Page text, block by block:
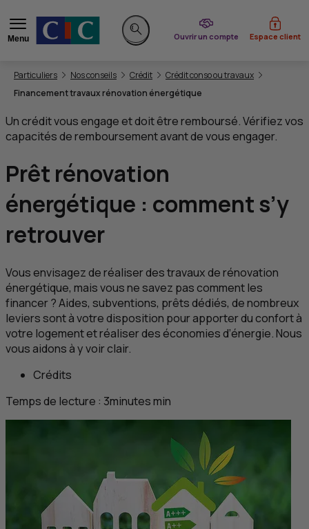
Menu
Rechercher sur le site
Ouvrir un compte
du CIC Espace client
Vous êtes ici:
Particuliers Nos conseils Crédit
Crédit conso ou travaux
Financement travaux rénovation énergétique
Un crédit vous engage et doit être remboursé. Vérifiez vos
capacités de remboursement avant de vous engager.
Prêt rénovation
énergétique : comment s’y
retrouver
Vous envisagez de réaliser des travaux de rénovation
énergétique, mais vous ne savez pas comment les
financer ? Aides, subventions, prêts dédiés, de nombreux
leviers sont à votre disposition pour apporter du confort à
votre logement et réaliser des économies d’énergie. Nous
vous aidons à y voir clair.
Crédits
Temps de lecture : 3minutesmin